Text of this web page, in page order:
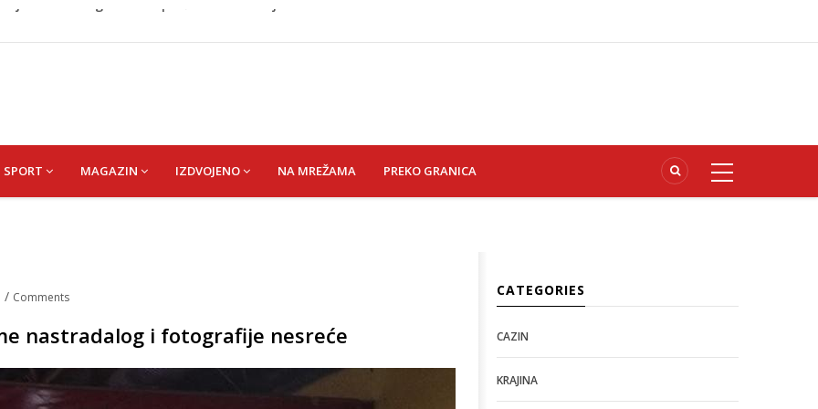
okusa bez korištenja tave
pitanja, a danas moraju tražiti dopuštenje
ljubavnici osigurao unapređeno radno mjesto i visoku
SPORT MAGAZIN IZDVOJENO NA MREŽAMA PREKO GRANICA
/ Comments
nastradalog i fotografije nesreće
CATEGORIES
CAZIN
KRAJINA